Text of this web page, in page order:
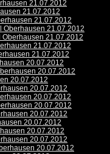
21.07.2012
21.07.2012
21.07.2012
Oberhausen 21.07.2012
21.07.2012
21.07.2012
21.07.2012
20.07.2012
20.07.2012
20.07.2012
20.07.2012
20.07.2012
20.07.2012
20.07.2012
20.07.2012
20.07.2012
20.07.2012
20.07.2012